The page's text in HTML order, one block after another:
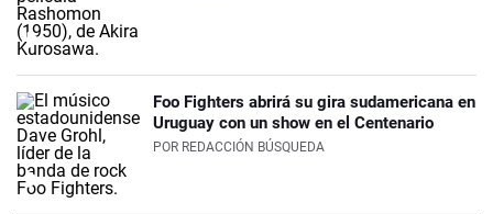
Foo Fighters abrirá su gira sudamericana en
Uruguay con un show en el Centenario
POR REDACCIÓN BÚSQUEDA